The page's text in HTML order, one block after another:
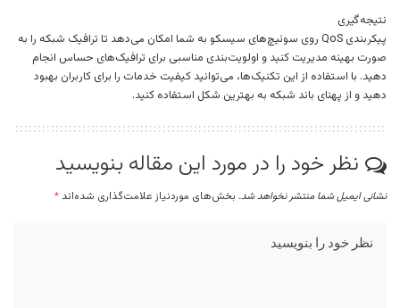
نتیجه‌گیری
پیکربندی QoS روی سوئیچ‌های سیسکو به شما امکان می‌دهد تا ترافیک شبکه را به
صورت بهینه مدیریت کنید و اولویت‌بندی مناسبی برای ترافیک‌های حساس انجام
دهید. با استفاده از این تکنیک‌ها، می‌توانید کیفیت خدمات را برای کاربران بهبود
دهید و از پهنای باند شبکه به بهترین شکل استفاده کنید.
نظر خود را در مورد این مقاله بنویسید
نشانی ایمیل شما منتشر نخواهد شد. بخش‌های موردنیاز علامت‌گذاری شده‌اند *